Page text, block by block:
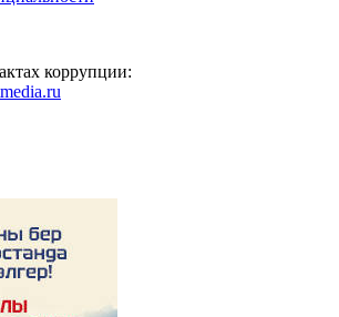
коррупции: